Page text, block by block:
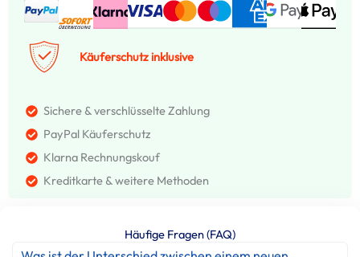
Käuferschutz inklusive
Sichere & verschlüsselte Zahlung
PayPal Käuferschutz
Klarna Rechnungskouf
Kreditkarte & weitere Methoden
Häufige Fragen (FAQ)